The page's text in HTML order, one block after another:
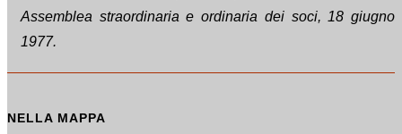
Assemblea straordinaria e ordinaria dei soci, 18 giugno
1977.
NELLA MAPPA